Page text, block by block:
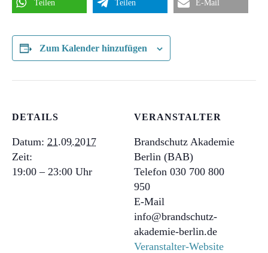
Teilen Teilen E-Mail
Zum Kalender hinzufügen
DETAILS
Datum: 21.09.2017
Zeit:
19:00 – 23:00
VERANSTALTER
Brandschutz Akademie
Berlin (BAB)
Telefon 030 700 800
950
E-Mail
info@brandschutz-
akademie-berlin.de
Veranstalter-Website